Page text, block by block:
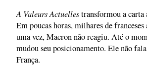
A Valeurs Actuellestransformou a carta
Em poucas horas, milhares de franceses
uma vez, Macron não reagiu. Até o
mudou seu posicionamento. Ele não
França.